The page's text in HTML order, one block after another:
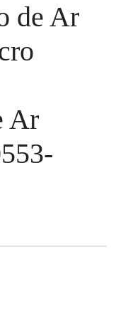
de Ar
Ar